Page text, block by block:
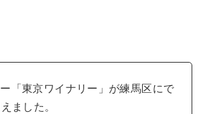
「東京ワイナリー」が練馬区にで
ました。